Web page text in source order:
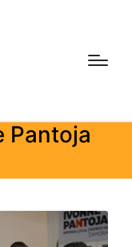
Pantoja